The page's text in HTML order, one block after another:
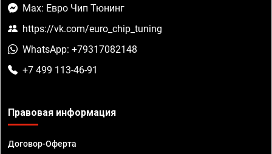
Max: Евро Чип Тюнинг
https://vk.com/euro_chip_tuning
WhatsApp: +79317082148
+7 499 113-46-91
Правовая информация
Договор-Оферта